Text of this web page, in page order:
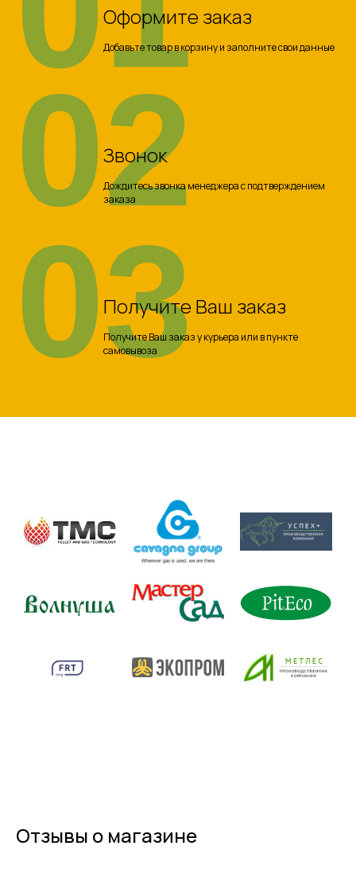
Оформите заказ
Добавьте товар в корзину и заполните свои данные
Звонок
Дождитесь звонка менеджера с подтверждением
заказа
02
Получите Ваш заказ
Получите Ваш заказ у курьера или в пункте
самовывоза
03
Отзывы о магазине